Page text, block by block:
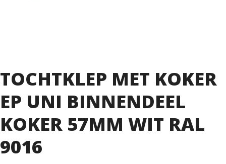
TOCHTKLEP MET KOKER
EP UNI BINNENDEEL
KOKER 57MM WIT RAL
9016